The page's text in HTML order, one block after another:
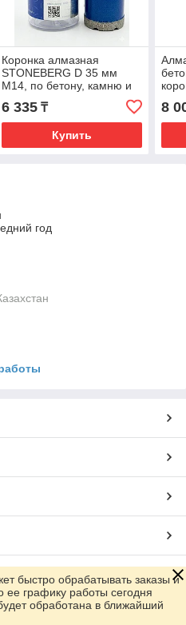
Коронка алмазная
STONEBERG D 35 мм
M14, по бетону, камню и
кирпичу
6 335₸
Купить
8
год
Satu.kz
быстро обрабатывать заказы и
ее графику работы сегодня
обработана в ближайший